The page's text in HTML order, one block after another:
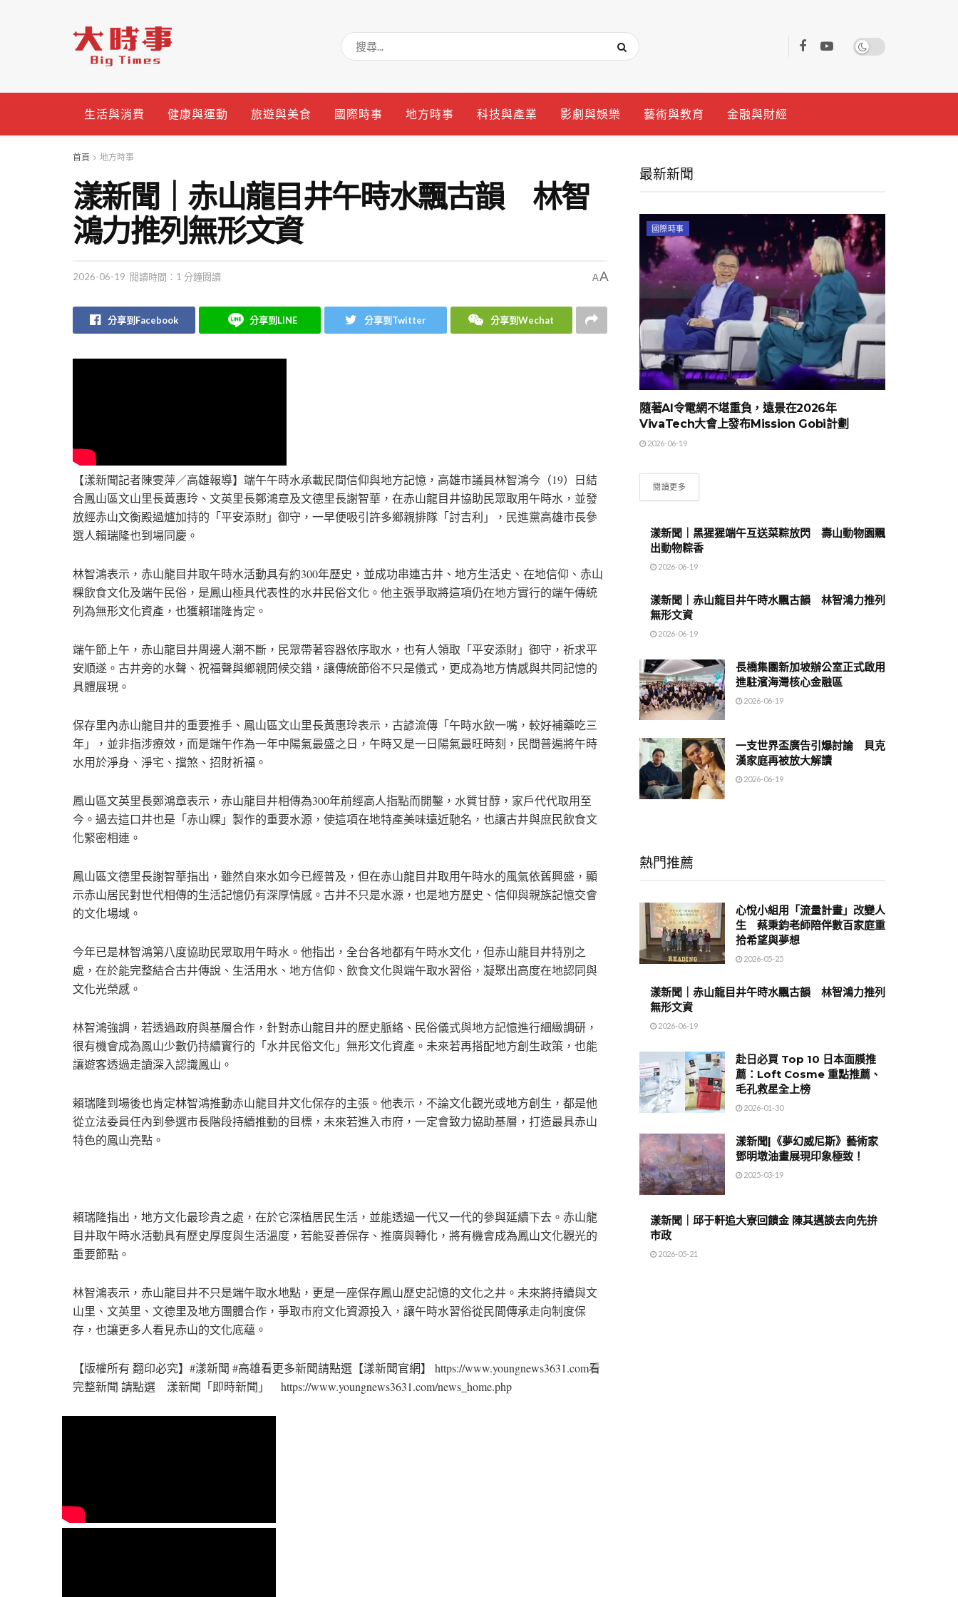
生活與消費 健康與運動 旅遊與美食 國際時事 地方時事 科技與產業 影劇與娛樂 藝術與教育 金融與財經
首頁 地方時事
漾新聞｜赤山龍目井午時水飄古韻 林智
鴻力推列無形文資
2026-06-19 閱讀時間：1 分鐘閱讀 AA
分享到Facebook 分享到LINE 分享到Twitter 分享到Wechat
【漾新聞記者陳雯萍／高雄報導】端午午時水承載民間信仰與地方記憶，高雄市議員林智鴻今（19）日結
合鳳山區文山里長黃惠玲、文英里長鄭鴻章及文德里長謝智華，在赤山龍目井協助民眾取用午時水，並發
放經赤山文衡殿過爐加持的「平安添財」御守，一早便吸引許多鄉親排隊「討吉利」，民進黨高雄市長參
選人賴瑞隆也到場同慶。
林智鴻表示，赤山龍目井取午時水活動具有約300年歷史，並成功串連古井、地方生活史、在地信仰、赤山
粿飲食文化及端午民俗，是鳳山極具代表性的水井民俗文化。他主張爭取將這項仍在地方實行的端午傳統
列為無形文化資產，也獲賴瑞隆肯定。
端午節上午，赤山龍目井周邊人潮不斷，民眾帶著容器依序取水，也有人領取「平安添財」御守，祈求平
安順遂。古井旁的水聲、祝福聲與鄉親問候交錯，讓傳統節俗不只是儀式，更成為地方情感與共同記憶的
具體展現。
保存里內赤山龍目井的重要推手、鳳山區文山里長黃惠玲表示，古諺流傳「午時水飲一嘴，較好補藥吃三
年」，並非指涉療效，而是端午作為一年中陽氣最盛之日，午時又是一日陽氣最旺時刻，民間普遍將午時
水用於淨身、淨宅、擋煞、招財祈福。
鳳山區文英里長鄭鴻章表示，赤山龍目井相傳為300年前經高人指點而開鑿，水質甘醇，家戶代代取用至
今。過去這口井也是「赤山粿」製作的重要水源，使這項在地特產美味遠近馳名，也讓古井與庶民飲食文
化緊密相連。
鳳山區文德里長謝智華指出，雖然自來水如今已經普及，但在赤山龍目井取用午時水的風氣依舊興盛，顯
示赤山居民對世代相傳的生活記憶仍有深厚情感。古井不只是水源，也是地方歷史、信仰與親族記憶交會
的文化場域。
今年已是林智鴻第八度協助民眾取用午時水。他指出，全台各地都有午時水文化，但赤山龍目井特別之
處，在於能完整結合古井傳說、生活用水、地方信仰、飲食文化與端午取水習俗，凝聚出高度在地認同與
文化光榮感。
林智鴻強調，若透過政府與基層合作，針對赤山龍目井的歷史脈絡、民俗儀式與地方記憶進行細緻調研，
很有機會成為鳳山少數仍持續實行的「水井民俗文化」無形文化資產。未來若再搭配地方創生政策，也能
讓遊客透過走讀深入認識鳳山。
賴瑞隆到場後也肯定林智鴻推動赤山龍目井文化保存的主張。他表示，不論文化觀光或地方創生，都是他
從立法委員任內到參選市長階段持續推動的目標，未來若進入市府，一定會致力協助基層，打造最具赤山
特色的鳳山亮點。
賴瑞隆指出，地方文化最珍貴之處，在於它深植居民生活，並能透過一代又一代的參與延續下去。赤山龍
目井取午時水活動具有歷史厚度與生活溫度，若能妥善保存、推廣與轉化，將有機會成為鳳山文化觀光的
重要節點。
林智鴻表示，赤山龍目井不只是端午取水地點，更是一座保存鳳山歷史記憶的文化之井。未來將持續與文
山里、文英里、文德里及地方團體合作，爭取市府文化資源投入，讓午時水習俗從民間傳承走向制度保
存，也讓更多人看見赤山的文化底蘊。
【版權所有 翻印必究】#漾新聞 #高雄看更多新聞請點選【漾新聞官網】 https://www.youngnews3631.com看
完整新聞 請點選 漾新聞「即時新聞」 https://www.youngnews3631.com/news_home.php
最新新聞
國際時事
隨著AI令電網不堪重負，遠景在2026年
VivaTech大會上發布Mission Gobi計劃
2026-06-19
閱讀更多
漾新聞｜黑猩猩端午互送菜粽放閃 壽山動物園飄
出動物粽香
2026-06-19
漾新聞｜赤山龍目井午時水飄古韻 林智鴻力推列
無形文資
2026-06-19
長橋集團新加坡辦公室正式啟用
進駐濱海灣核心金融區
2026-06-19
一支世界盃廣告引爆討論 貝克
漢家庭再被放大解讀
2026-06-19
熱門推薦
心悅小組用「流量計畫」改變人
生 蔡秉鈞老師陪伴數百家庭重
拾希望與夢想
2026-05-25
漾新聞｜赤山龍目井午時水飄古韻 林智鴻力推列
無形文資
2026-06-19
赴日必買 Top 10 日本面膜推
薦：Loft Cosme 重點推薦、
毛孔救星全上榜
2026-01-30
漾新聞|《夢幻威尼斯》藝術家
鄧明墩油畫展現印象極致！
2025-03-19
漾新聞｜邱于軒追大寮回饋金 陳其邁談去向先拚
市政
2026-05-21